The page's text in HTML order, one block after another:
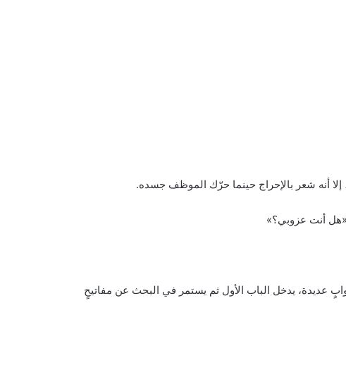
أنه شعر بالإحراج حينما حرّك الموظف جسده.
«هل أنت عزوبي؟»
عديدة، يدخل الباب الأول ثم يستمر في البحث عن مفاتيحٍ